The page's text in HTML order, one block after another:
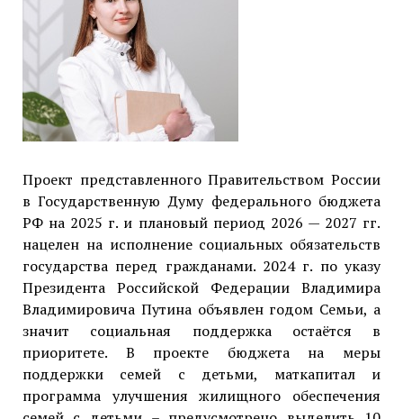
Проект представленного Правительством России
в Государственную Думу федерального бюджета
РФ на 2025 г. и плановый период 2026 — 2027 гг.
нацелен на исполнение социальных обязательств
государства перед гражданами. 2024 г. по указу
Президента Российской Федерации Владимира
Владимировича Путина объявлен годом Семьи, а
значит социальная поддержка остаётся в
приоритете. В проекте бюджета на меры
поддержки семей с детьми, маткапитал и
программа улучшения жилищного обеспечения